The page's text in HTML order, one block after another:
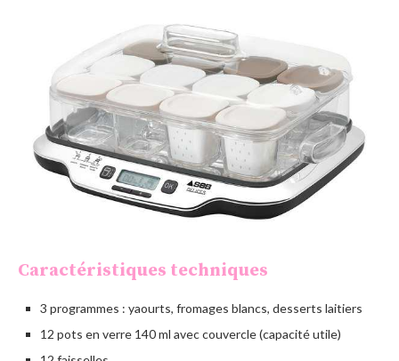
Caractéristiques techniques
3 programmes : yaourts, fromages blancs, desserts laitiers
12 pots en verre 140 ml avec couvercle (capacité utile)